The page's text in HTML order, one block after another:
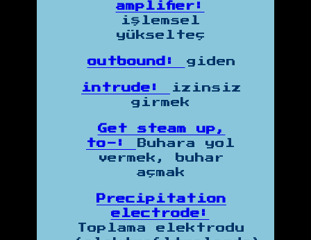
amplifier:
işlemsel
yükselteç
outbound: giden
intrude:
izinsiz
girmek
Get steam up,
to-:
Buhara yol
vermek, buhar
açmak
Precipitation
electrode:
Toplama elektrodu